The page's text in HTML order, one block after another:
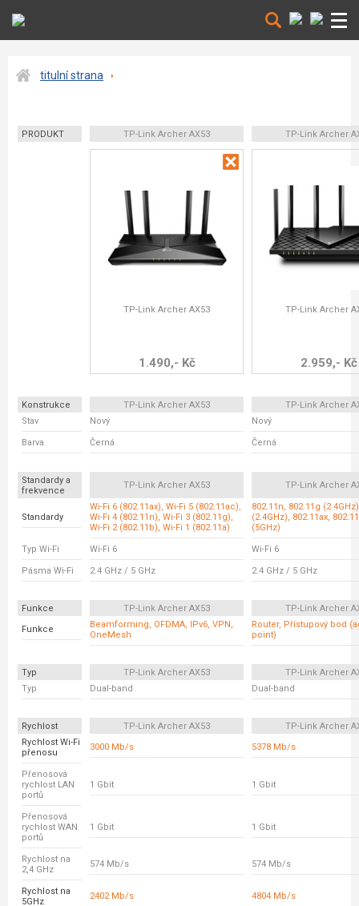
titulní strana
PRODUKT TP-Link Archer AX53 TP-Link Archer
TP-Link Archer AX53
1.490,- Kč
TP-Link Archer
2.959,- Kč
Konstrukce TP-Link Archer AX53
TP-Link Archer
Stav
Nový Nový
Barva Černá Černá
Standardy a
frekvence
TP-Link Archer AX53 TP-Link Archer
Standardy
Wi-Fi 6 (802.11ax), Wi-Fi 5 (802.11ac),
Wi-Fi 4 (802.11n), Wi-Fi 3 (802.11g),
Wi-Fi 2 (802.11b), Wi-Fi 1 (802.11a)
802.11n, 802.11g
(2.4GHz), 802.11ax,
(5GHz)
Typ Wi-Fi Wi-Fi 6 Wi-Fi 6
Pásma Wi-Fi 2.4 GHz / 5 GHz 2.4 GHz / 5 GHz
Funkce TP-Link Archer AX53
TP-Link Archer
Funkce
Beamforming, OFDMA, IPv6, VPN,
OneMesh
Router, Přístupový bod
point)
Typ TP-Link Archer AX53
TP-Link Archer
Typ
Dual-band Dual-band
Rychlost TP-Link Archer AX53
TP-Link Archer
Rychlost Wi-Fi
přenosu
3000 Mb/s 5378 Mb/s
Přenosová
rychlost LAN
portů
1 Gbit 1 Gbit
Přenosová
rychlost WAN
portů
1 Gbit 1 Gbit
Rychlost na
2,4 GHz
574 Mb/s 574 Mb/s
Rychlost na
5GHz
2402 Mb/s 4804 Mb/s